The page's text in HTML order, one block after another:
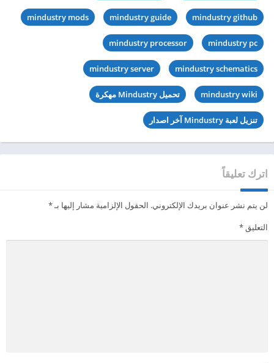
mindustry github
mindustry guide
mindustry mods
mindustry pc
mindustry processor
mindustry schematics
mindustry server
mindustry wiki تحميل Mindustry مهكرة
تنزيل لعبة Mindustry آخر اصدار
اترك تعليقاً
لن يتم نشر عنوان بريدك الإلكتروني. الحقول الإلزامية مشار إليها بـ*
التعليق*